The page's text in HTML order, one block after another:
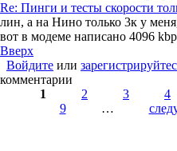
Re: Пинги и тесты скорости
лин, а на Нино только 3к у
вот в модеме написано 4096
Вверх
Войдите или
комментарии
Страницы
1 2 3 4
9
…